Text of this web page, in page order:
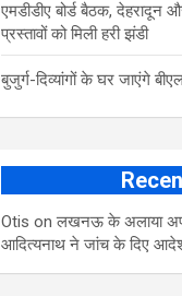
एमडीडीए बोर्ड बैठक,
प्रस्तावों को मिली हरी झंडी
बुजुर्ग-दिव्यांगों के घर जाएंगे
Otis onलखनऊ के अलाया
आद‍ित्‍यनाथ ने जांच के द‍िए